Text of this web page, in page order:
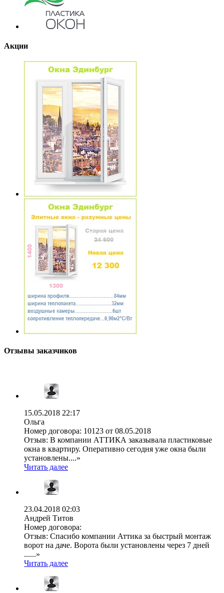
Акции
Отзывы заказчиков
15.05.2018 22:17
Ольга
Номер договора: 10123 от 08.05.2018
Отзыв: В компании АТТИКА заказывала пластиковые
окна в квартиру. Оперативно сегодня уже окна были
установлены....»
Читать далее
23.04.2018 02:03
Андрей Титов
Номер договора:
Отзыв: Спасибо компании Аттика за быстрый монтаж
ворот на даче. Ворота были установлены через 7 дней
......»
Читать далее